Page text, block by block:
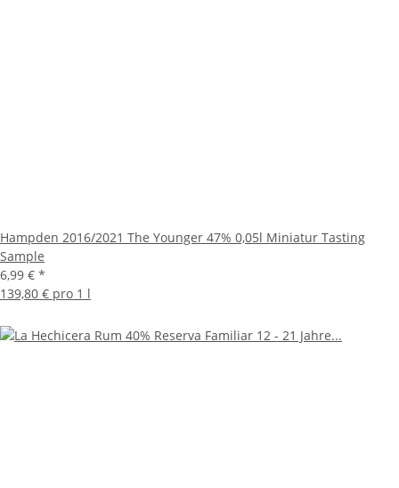
Hampden 2016/2021 The Younger 47% 0,05l Miniatur Tasting
Sample
6,99 € *
139,80 € pro 1 l